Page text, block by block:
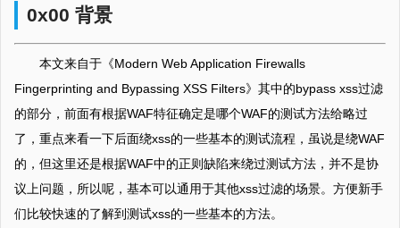
0x00 背景
本文来自于《Modern Web Application Firewalls
Fingerprinting and Bypassing XSS Filters》其中的bypass xss过滤
的部分，前面有根据WAF特征确定是哪个WAF的测试方法给略过
了，重点来看一下后面绕xss的一些基本的测试流程，虽说是绕WAF
的，但这里还是根据WAF中的正则缺陷来绕过测试方法，并不是协
议上问题，所以呢，基本可以通用于其他xss过滤的场景。方便新手
们比较快速的了解到测试xss的一些基本的方法。